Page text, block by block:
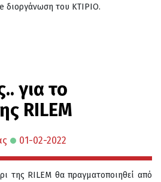
διοργάνωση του ΚΤΙΡΙΟ.
για το
RILEM
01-02-2022
της RILEM θα πραγματοποιηθεί από